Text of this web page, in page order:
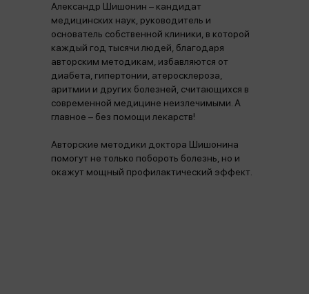
Александр Шишонин – кандидат
медицинских наук, руководитель и
основатель собственной клиники, в которой
каждый год тысячи людей, благодаря
авторским методикам, избавляются от
диабета, гипертонии, атеросклероза,
аритмии и других болезней, считающихся в
современной медицине неизлечимыми. А
главное – без помощи лекарств!
Авторские методики доктора Шишонина
помогут не только побороть болезнь, но и
окажут мощный профилактический эффект.